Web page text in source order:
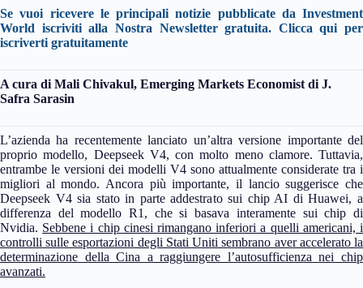
Se vuoi ricevere le principali notizie pubblicate da Investment
World iscriviti alla Nostra Newsletter gratuita. Clicca qui per
iscriverti gratuitamente
A cura di Mali Chivakul, Emerging Markets Economist di J.
Safra Sarasin
L’azienda ha recentemente lanciato un’altra versione importante del
proprio modello, Deepseek V4, con molto meno clamore. Tuttavia,
entrambe le versioni dei modelli V4 sono attualmente considerate tra i
migliori al mondo. Ancora più importante, il lancio suggerisce che
Deepseek V4 sia stato in parte addestrato sui chip AI di Huawei, a
differenza del modello R1, che si basava interamente sui chip di
Nvidia. Sebbene i chip cinesi rimangano inferiori a quelli americani, i
controlli sulle esportazioni degli Stati Uniti sembrano aver accelerato la
determinazione della Cina a raggiungere l’autosufficienza nei chip
avanzati.